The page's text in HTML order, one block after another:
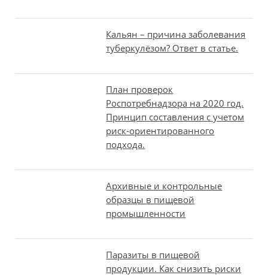
Кальян – причина заболевания
туберкулёзом? Ответ в статье.
План проверок
Роспотребнадзора на 2020 год.
Принцип составления с учетом
риск-ориентированного
подхода.
Архивные и контрольные
образцы в пищевой
промышленности
Паразиты в пищевой
продукции. Как снизить риски